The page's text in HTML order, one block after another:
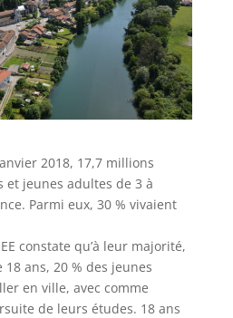
2018, 17,7 millions
et jeunes adultes de 3 à
Parmi eux, 30 % vivaient
constate qu’à leur majorité,
ans, 20 % des jeunes
en ville, avec comme
de leurs études. 18 ans